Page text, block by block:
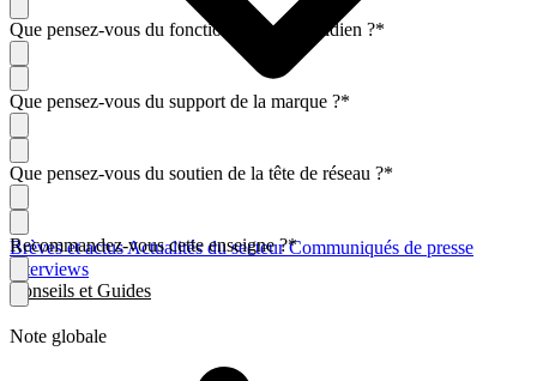
Brèves et actusActualités du secteurCommuniqués de presse
Interviews
Conseils et Guides
Que pensez-vous du fonctionnement quotidien ?*
Que pensez-vous du support de la marque ?*
Que pensez-vous du soutien de la tête de réseau ?*
Recommandez-vous cette enseigne ?*
Note globale